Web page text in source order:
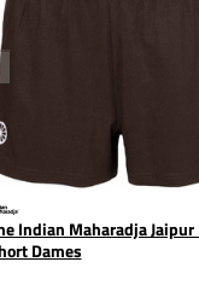
Indian Maharadja
Dames